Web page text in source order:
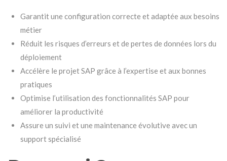
Garantit une configuration correcte et adaptée aux besoins
métier
Réduit les risques d’erreurs et de pertes de données lors du
déploiement
Accélère le projet SAP grâce à l’expertise et aux bonnes
pratiques
Optimise l’utilisation des fonctionnalités SAP pour
améliorer la productivité
Assure un suivi et une maintenance évolutive avec un
support spécialisé